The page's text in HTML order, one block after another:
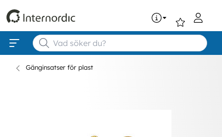
Gänginsatser för plast